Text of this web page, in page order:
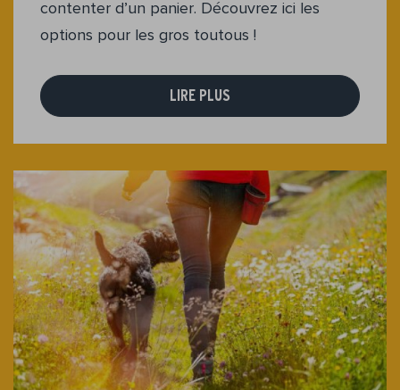
contenter d’un panier. Découvrez ici les
options pour les gros toutous !
LIRE PLUS